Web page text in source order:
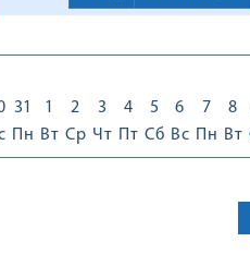
31
Пн
1
Вт
2
Ср
3
Чт
4
Пт
5
Сб
6
Вс
7
Пн
8
Вт